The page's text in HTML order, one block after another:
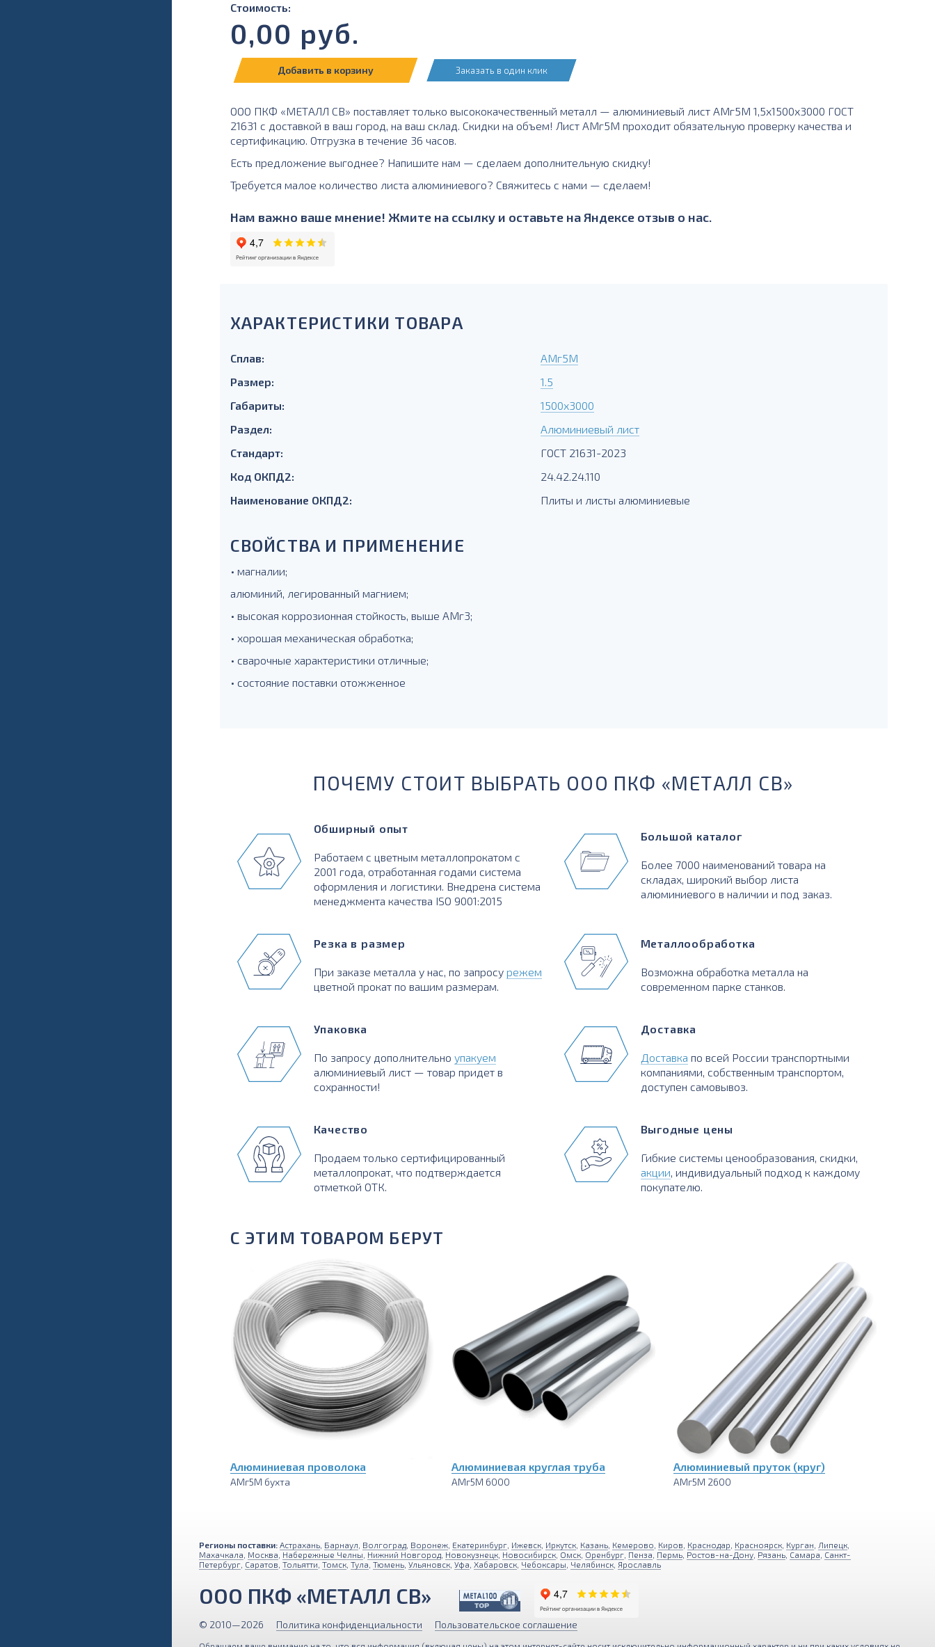
Стоимость:
0,00 руб.
Добавить в корзину Заказать в один клик
ООО ПКФ «МЕТАЛЛ СВ» поставляет только высококачественный металл — алюминиевый лист АМг5М 1,5х1500х3000 ГОСТ
21631 с доставкой в ваш город, на ваш склад. Скидки на объем! Лист АМг5М проходит обязательную проверку качества и
сертификацию. Отгрузка в течение 36 часов.
Есть предложение выгоднее? Напишите нам — сделаем дополнительную скидку!
Требуется малое количество листа алюминиевого? Свяжитесь с нами — сделаем!
Нам важно ваше мнение! Жмите на ссылку и оставьте на Яндексе отзыв о нас.
ХАРАКТЕРИСТИКИ ТОВАРА
Сплав:
АМг5М
Размер:
1.5
Габариты:
1500х3000
Раздел:
Алюминиевый лист
Стандарт:
ГОСТ 21631-2023
Код ОКПД2:
24.42.24.110
Наименование ОКПД2:
Плиты и листы алюминиевые
СВОЙСТВА И ПРИМЕНЕНИЕ
• магналии;
алюминий, легированный магнием;
• высокая коррозионная стойкость, выше АМг3;
• хорошая механическая обработка;
• сварочные характеристики отличные;
• состояние поставки отожженное
ПОЧЕМУ СТОИТ ВЫБРАТЬ ООО ПКФ «МЕТАЛЛ СВ»
Обширный опыт
Работаем с цветным металлопрокатом с
2001 года, отработанная годами система
оформления и логистики. Внедрена система
менеджмента качества ISO 9001:2015
Резка в размер
При заказе металла у нас, по запросу режем
цветной прокат по вашим размерам.
Упаковка
По запросу дополнительно упакуем
алюминиевый лист — товар придет в
сохранности!
Качество
Продаем только сертифицированный
металлопрокат, что подтверждается
отметкой ОТК.
Большой каталог
Более 7000 наименований товара на
складах, широкий выбор листа
алюминиевого в наличии и под заказ.
Металлообработка
Возможна обработка металла на
современном парке станков.
Доставка
Доставка по всей России транспортными
компаниями, собственным транспортом,
доступен самовывоз.
Выгодные цены
Гибкие системы ценообразования, скидки,
акции, индивидуальный подход к каждому
покупателю.
С ЭТИМ ТОВАРОМ БЕРУТ
Алюминиевая проволока
АМг5М бухта
Алюминиевая круглая труба
АМг5М 6000
Алюминиевый пруток (круг)
АМг5М 2600
Регионы поставки: Астрахань Барнаул Волгоград Воронеж Екатеринбург Ижевск Иркутск Казань Кемерово Киров Краснодар Красноярск Курган Липецк
Махачкала Москва Набережные Челны Нижний Новгород Новокузнецк Новосибирск Омск Оренбург Пенза Пермь Ростов-на-Дону Рязань Самара Санкт-
Петербург Саратов Тольятти Томск Тула Тюмень Ульяновск Уфа Хабаровск Чебоксары Челябинск Ярославль
ООО ПКФ «МЕТАЛЛ СВ»
© 2010—2026 Политика конфиденциальности Пользовательское соглашение